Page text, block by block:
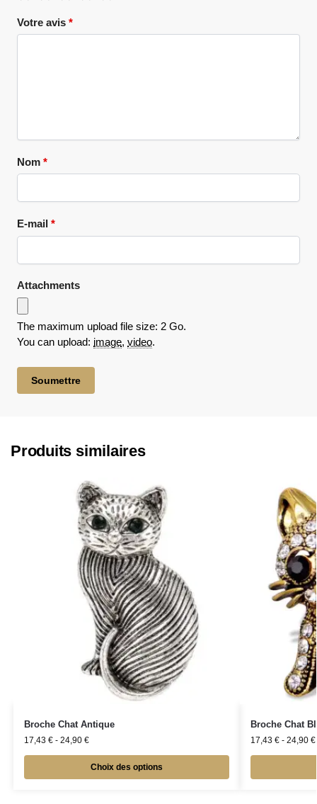
Votre avis *
Nom *
E-mail *
Attachments
The maximum upload file size: 2 Go.
You can upload: image, video.
Produits similaires
Broche Chat Antique
17,43 €- 24,90 €
Choix des options
Broche Chat
17,43 €- 24,90 €